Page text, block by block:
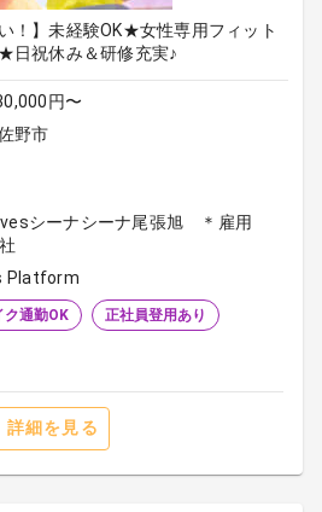
！】未経験OK★女性専用フィット
日祝休み＆研修充実♪
円〜
野市
シーナシーナ尾張旭 ＊雇用
Platform
ク通勤OK 正社員登用あり
詳細を見る